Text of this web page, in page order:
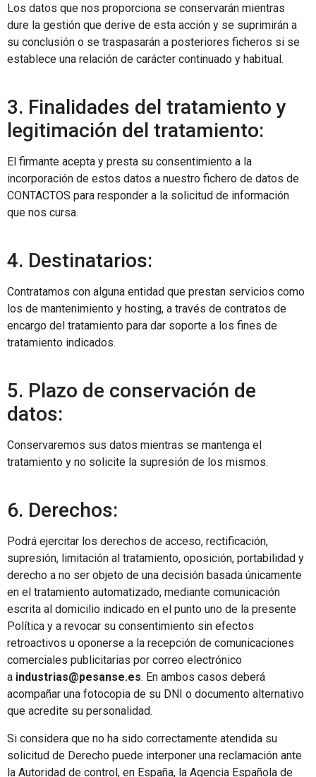
Los datos que nos proporciona se conservarán mientras
dure la gestión que derive de esta acción y se suprimirán a
su conclusión o se traspasarán a posteriores ficheros si se
establece una relación de carácter continuado y habitual.
3. Finalidades del tratamiento y
legitimación del tratamiento:
El firmante acepta y presta su consentimiento a la
incorporación de estos datos a nuestro fichero de datos de
CONTACTOS para responder a la solicitud de información
que nos cursa.
4. Destinatarios:
Contratamos con alguna entidad que prestan servicios como
los de mantenimiento y hosting, a través de contratos de
encargo del tratamiento para dar soporte a los fines de
tratamiento indicados.
5. Plazo de conservación de
datos:
Conservaremos sus datos mientras se mantenga el
tratamiento y no solicite la supresión de los mismos.
6. Derechos:
Podrá ejercitar los derechos de acceso, rectificación,
supresión, limitación al tratamiento, oposición, portabilidad y
derecho a no ser objeto de una decisión basada únicamente
en el tratamiento automatizado, mediante comunicación
escrita al domicilio indicado en el punto uno de la presente
Política y a revocar su consentimiento sin efectos
retroactivos u oponerse a la recepción de comunicaciones
comerciales publicitarias por correo electrónico
a industrias@pesanse.es. En ambos casos deberá
acompañar una fotocopia de su DNI o documento alternativo
que acredite su personalidad.
Si considera que no ha sido correctamente atendida su
solicitud de Derecho puede interponer una reclamación ante
la Autoridad de control, en España, la Agencia Española de